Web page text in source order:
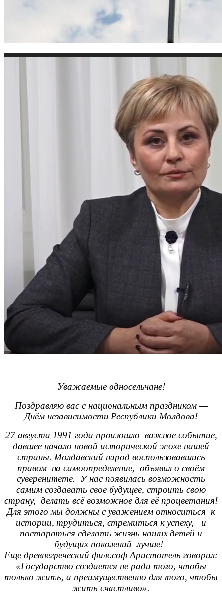
Уважаемые односельчане!
Поздравляю вас с национальным праздником —
Днём независимости Республики Молдова!
27 августа 1991 года произошло важное событие,
давшее начало новой исторической эпохе нашей
страны. Молдавский народ воспользовавшись
правом на самоопределение, объявил о своём
суверенитете. У нас появилась возможность
самим создавать свое будущее, строить свою
страну, делать всё возможное для её процветания!
Для этого мы должны с уважением относиться к
истории, трудиться, стремиться к успеху, и
постараться сделать жизнь наших детей и
будущих поколений лучше!
Еще древнегреческий философ Аристотель говорил:
«Государство создается не ради того, чтобы
только жить, а преимущественно для того, чтобы
жить счастливо».